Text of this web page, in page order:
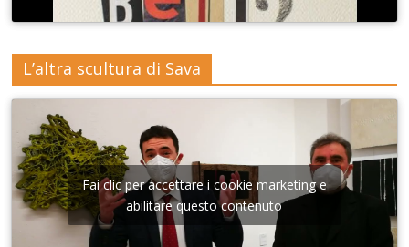
L’altra scultura di Sava
Fai clic per accettare i cookie marketing e
abilitare questo contenuto